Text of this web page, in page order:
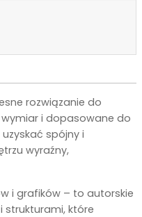
rozwiązanie do
i dopasowane do
spójny i
wyraźny,
i grafików – to autorskie
strukturami, które